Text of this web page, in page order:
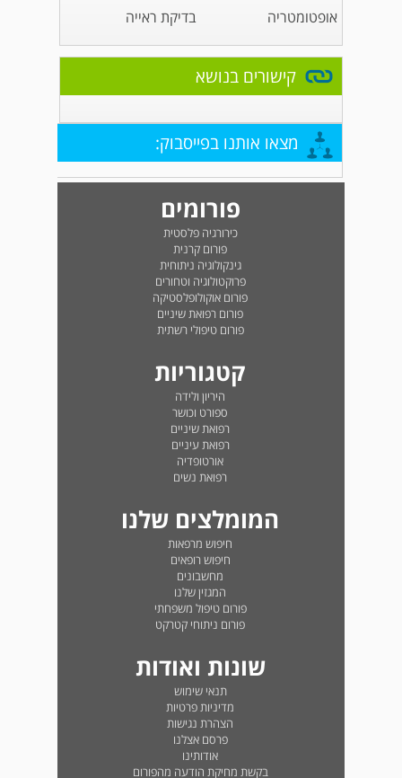
אופטומטריה
בדיקת ראייה
קישורים בנושא
מצאו אותנו בפייסבוק:
פורומים
כירורגיה פלסטית
פורום קרנית
גינקולוגיה ניתוחית
פרוקטולוגיה וטחורים
פורום אוקולופלסטיקה
פורום רפואת שיניים
פורום טיפולי רשתית
קטגוריות
היריון ולידה
ספורט וכושר
רפואת שיניים
רפואת עיניים
אורטופדיה
רפואת נשים
המומלצים שלנו
חיפוש מרפאות
חיפוש רופאים
מחשבונים
המגזין שלנו
פורום טיפול משפחתי
פורום ניתוחי קטרקט
שונות ואודות
תנאי שימוש
מדיניות פרטיות
הצהרת נגישות
פרסם אצלנו
אודותינו
בקשת מחיקת הודעה מהפורום